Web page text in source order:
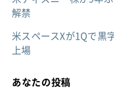
解禁
米スペースXが1Qで黒
上場
あなたの投稿